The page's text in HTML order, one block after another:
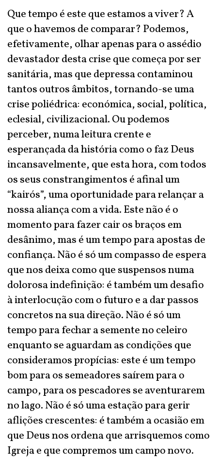
Que tempo é este que estamos a viver? A
que o havemos de comparar? Podemos,
efetivamente, olhar apenas para o assédio
devastador desta crise que começa por ser
sanitária, mas que depressa contaminou
tantos outros âmbitos, tornando-se uma
crise poliédrica: económica, social, política,
eclesial, civilizacional. Ou podemos
perceber, numa leitura crente e
esperançada da história como o faz Deus
incansavelmente, que esta hora, com todos
os seus constrangimentos é afinal um
“kairós”, uma oportunidade para relançar a
nossa aliança com a vida. Este não é o
momento para fazer cair os braços em
desânimo, mas é um tempo para apostas de
confiança. Não é só um compasso de espera
que nos deixa como que suspensos numa
dolorosa indefinição: é também um desafio
à interlocução com o futuro e a dar passos
concretos na sua direção. Não é só um
tempo para fechar a semente no celeiro
enquanto se aguardam as condições que
consideramos propícias: este é um tempo
bom para os semeadores saírem para o
campo, para os pescadores se aventurarem
no lago. Não é só uma estação para gerir
aflições crescentes: é também a ocasião em
que Deus nos ordena que arrisquemos como
Igreja e que compremos um campo novo.